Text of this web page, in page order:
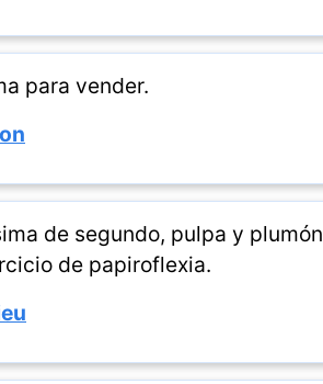
para vender.
de segundo, pulpa y plumón
de papiroflexia.